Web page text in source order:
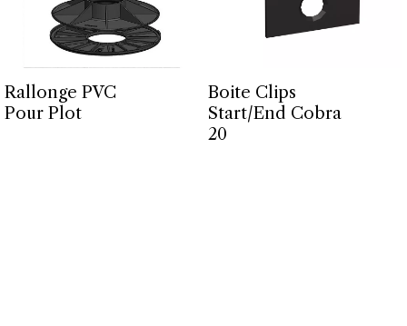
Rallonge PVC
Pour Plot
Boite Clips
Start/End Cobra
20